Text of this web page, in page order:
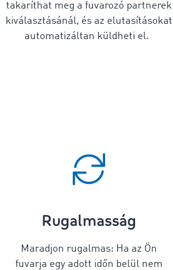
takaríthat meg a fuvarozó partnerek
kiválasztásánál, és az elutasításokat
automatizáltan küldheti el.
Rugalmasság
Maradjon rugalmas: Ha az Ön
fuvarja egy adott időn belül nem